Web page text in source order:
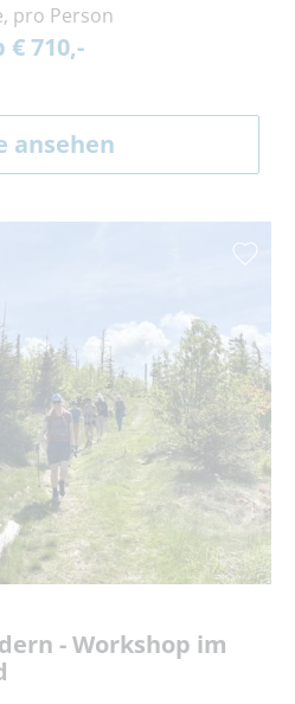
pro Person
€ 710,-
ansehen
- Workshop im